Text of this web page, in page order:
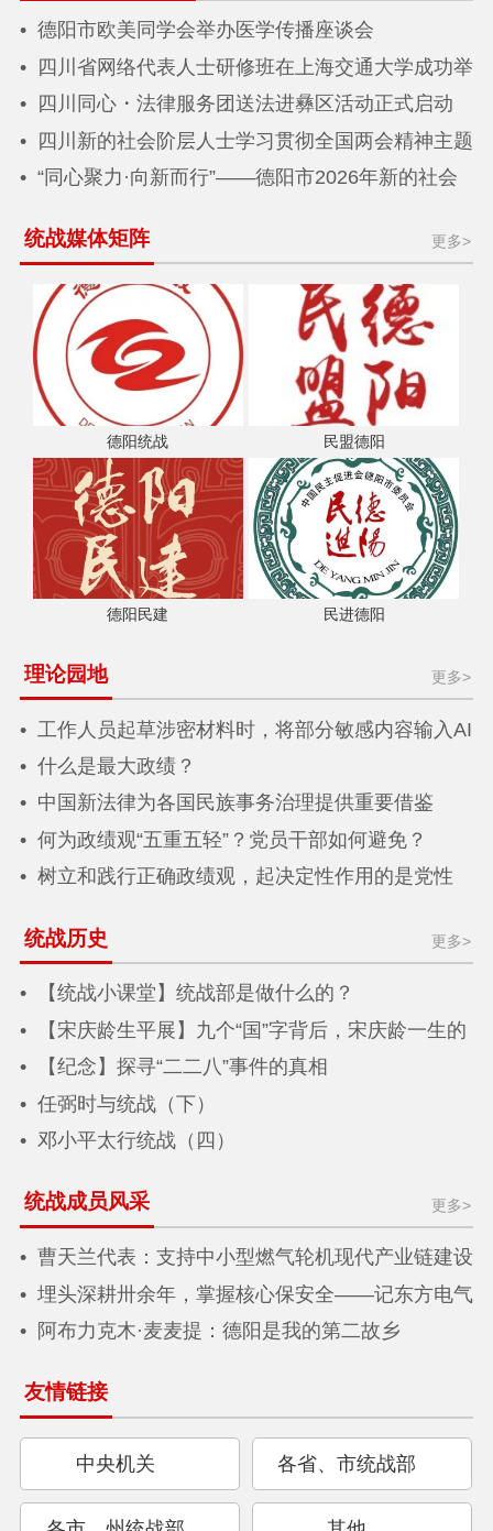
德阳市欧美同学会举办医学传播座谈会
四川省网络代表人士研修班在上海交通大学成功举
办 四川同心・法律服务团送法进彝区活动正式启动
四川新的社会阶层人士学习贯彻全国两会精神主题
座谈会在德阳召开
“同心聚力·向新而行”——德阳市2026年新的社会
统战媒体矩阵 更多>
德阳统战 民盟德阳
德阳民建 民进德阳
理论园地 更多>
工作人员起草涉密材料时，将部分敏感内容输入AI
写作工具辅助生成文稿，受到严肃处理
什么是最大政绩？
中国新法律为各国民族事务治理提供重要借鉴
何为政绩观“五重五轻”？党员干部如何避免？
树立和践行正确政绩观，起决定性作用的是党性
统战历史 更多>
【统战小课堂】统战部是做什么的？
【宋庆龄生平展】九个“国”字背后，宋庆龄一生的
选择【纪念】探寻“二二八”事件的真相
任弼时与统战（下）
邓小平太行统战（四）
统战成员风采 更多>
曹天兰代表：支持中小型燃气轮机现代产业链建设
推动新质生产力加快发展
埋头深耕卅余年，掌握核心保安全——记东方电气
集团东方汽轮机有限公司首届杰出人才奖获得者 民
阿布力克木·麦麦提：德阳是我的第二故乡
友情链接
中央机关 各省、市统战部